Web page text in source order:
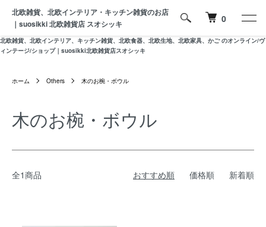
北欧雑貨、北欧インテリア、キッチン雑貨、北欧食器、北欧生地、北欧家具、かご のオンライン/ヴ
ィンテージ/ショップ｜suosikki北欧雑貨店スオシッキ
北欧雑貨、北欧インテリア・キッチン雑貨のお店
｜suosikki 北欧雑貨店 スオシッキ
0
ホーム Others 木のお椀・ボウル
木のお椀・ボウル
全1商品 おすすめ順 価格順 新着順